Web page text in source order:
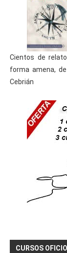
Cientos de
forma amena,
Cebrián
CURSOS